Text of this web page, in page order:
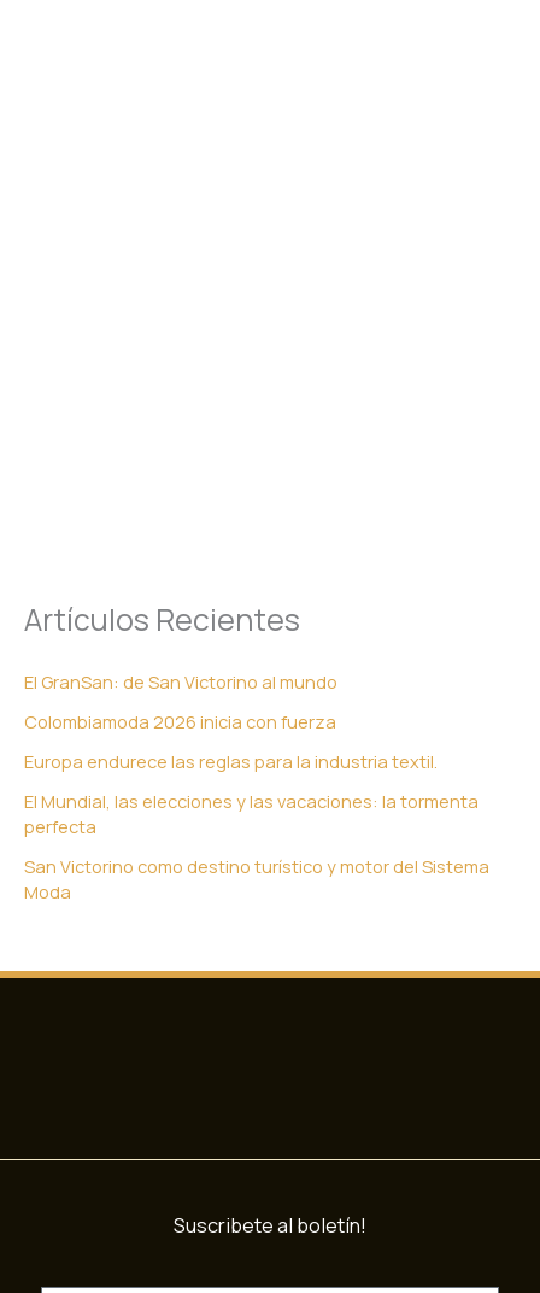
Artículos Recientes
El GranSan: de San Victorino al mundo
Colombiamoda 2026 inicia con fuerza
Europa endurece las reglas para la industria textil.
El Mundial, las elecciones y las vacaciones: la tormenta
perfecta
San Victorino como destino turístico y motor del Sistema
Moda
Suscribete al boletín!